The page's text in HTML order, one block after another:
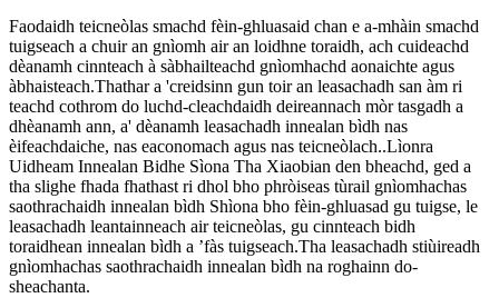
Faodaidh teicneòlas smachd fèin-ghluasaid chan e a-mhàin smachd
tuigseach a chuir an gnìomh air an loidhne toraidh, ach cuideachd
dèanamh cinnteach à sàbhailteachd gnìomhachd aonaichte agus
àbhaisteach.Thathar a 'creidsinn gun toir an leasachadh san àm ri
teachd cothrom do luchd-cleachdaidh deireannach mòr tasgadh a
dhèanamh ann, a' dèanamh leasachadh innealan bìdh nas
èifeachdaiche, nas eaconomach agus nas teicneòlach..Lìonra
Uidheam Innealan Bidhe Sìona Tha Xiaobian den bheachd, ged a
tha slighe fhada fhathast ri dhol bho phròiseas tùrail gnìomhachas
saothrachaidh innealan bìdh Shìona bho fèin-ghluasad gu tuigse, le
leasachadh leantainneach air teicneòlas, gu cinnteach bidh
toraidhean innealan bìdh a ’fàs tuigseach.Tha leasachadh stiùireadh
gnìomhachas saothrachaidh innealan bìdh na roghainn do-
sheachanta.